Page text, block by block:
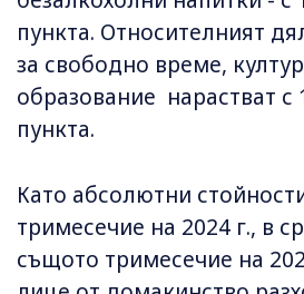
пункта. Относителният
за свободно време,
образование нарастват с
пункта.
Като абсолютни
тримесечие на 2024 г., в
същото тримесечие на